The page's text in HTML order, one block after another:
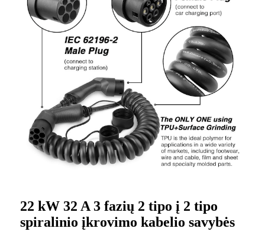
22 kW 32 A 3 fazių 2 tipo į 2 tipo
spiralinio įkrovimo kabelio savybės